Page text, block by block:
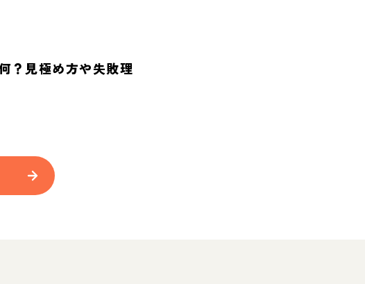
？見極め方や失敗理